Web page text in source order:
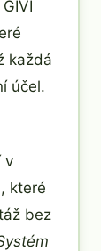
každá
účel.
v
které
bez